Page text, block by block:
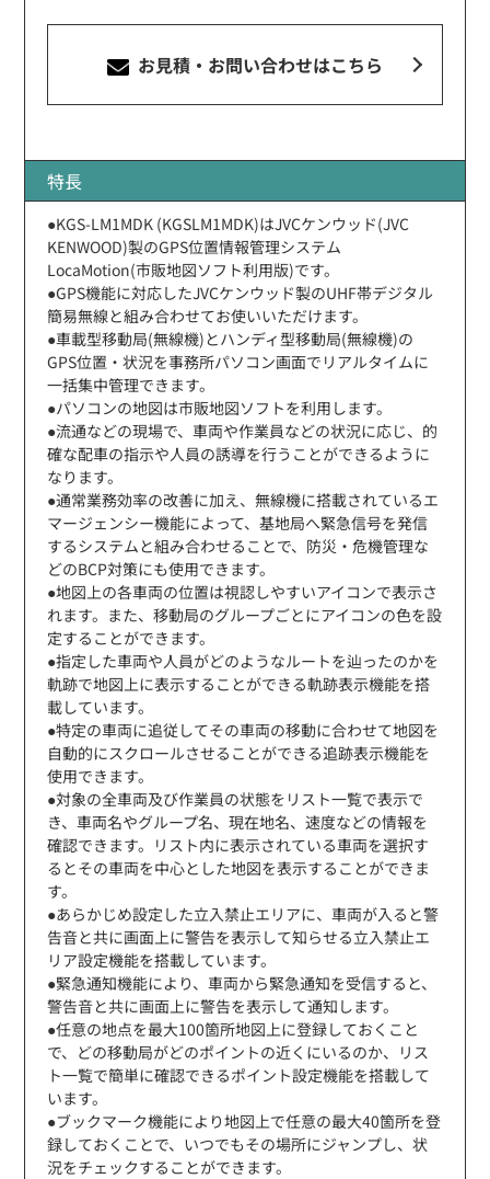
お見積・お問い合わせはこちら
特長
●KGS-LM1MDK (KGSLM1MDK)はJVCケンウッド(JVC
KENWOOD)製のGPS位置情報管理システム
LocaMotion(市販地図ソフト利用版)です。
●GPS機能に対応したJVCケンウッド製のUHF帯デジタル
簡易無線と組み合わせてお使いいただけます。
●車載型移動局(無線機)とハンディ型移動局(無線機)の
GPS位置・状況を事務所パソコン画面でリアルタイムに
一括集中管理できます。
●パソコンの地図は市販地図ソフトを利用します。
●流通などの現場で、車両や作業員などの状況に応じ、的
確な配車の指示や人員の誘導を行うことができるように
なります。
●通常業務効率の改善に加え、無線機に搭載されているエ
マージェンシー機能によって、基地局へ緊急信号を発信
するシステムと組み合わせることで、防災・危機管理な
どのBCP対策にも使用できます。
●地図上の各車両の位置は視認しやすいアイコンで表示さ
れます。また、移動局のグループごとにアイコンの色を設
定することができます。
●指定した車両や人員がどのようなルートを辿ったのかを
軌跡で地図上に表示することができる軌跡表示機能を搭
載しています。
●特定の車両に追従してその車両の移動に合わせて地図を
自動的にスクロールさせることができる追跡表示機能を
使用できます。
●対象の全車両及び作業員の状態をリスト一覧で表示で
き、車両名やグループ名、現在地名、速度などの情報を
確認できます。リスト内に表示されている車両を選択す
るとその車両を中心とした地図を表示することができま
す。
●あらかじめ設定した立入禁止エリアに、車両が入ると警
告音と共に画面上に警告を表示して知らせる立入禁止エ
リア設定機能を搭載しています。
●緊急通知機能により、車両から緊急通知を受信すると、
警告音と共に画面上に警告を表示して通知します。
●任意の地点を最大100箇所地図上に登録しておくこと
で、どの移動局がどのポイントの近くにいるのか、リス
ト一覧で簡単に確認できるポイント設定機能を搭載して
います。
●ブックマーク機能により地図上で任意の最大40箇所を登
録しておくことで、いつでもその場所にジャンプし、状
況をチェックすることができます。